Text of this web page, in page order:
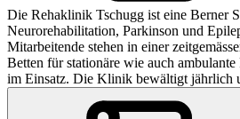
Die Rehaklinik Tschugg ist eine Berner
Neurorehabilitation, Parkinson und
Mitarbeitende stehen in einer
Betten für stationäre wie auch
im Einsatz. Die Klinik bewältigt jährlich
Patienteneintritte und leistet rund 31‘000
diagnostischen Abklärung und